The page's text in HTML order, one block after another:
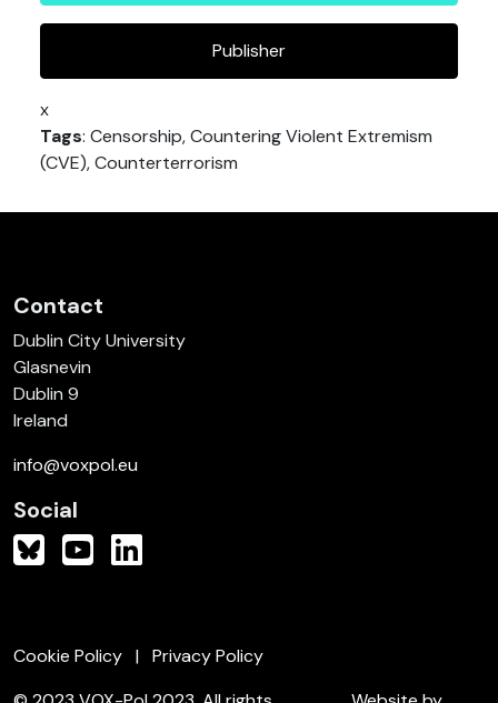
Publisher
x
Tags: Censorship, Countering Violent Extremism
(CVE), Counterterrorism
Contact
Dublin City University
Glasnevin
Dublin 9
Ireland
info@voxpol.eu
Social
Cookie Policy
Privacy Policy